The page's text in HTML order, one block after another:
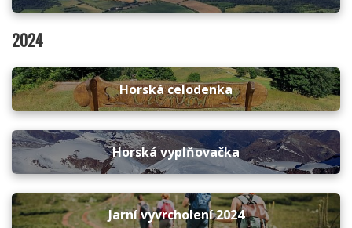
2024
Horská celodenka
Horská vyplňovačka
Jarní vyvrcholení 2024